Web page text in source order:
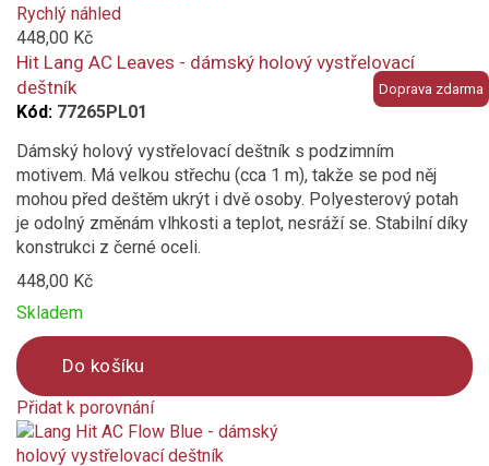
added
to
compare
Doprava zdarma
Rychlý náhled
448,00 Kč
Hit Lang AC Leaves - dámský holový vystřelovací
deštník
Kód: 77265PL01
Dámský holový vystřelovací deštník s podzimním
motivem. Má velkou střechu (cca 1 m), takže se pod něj
mohou před deštěm ukrýt i dvě osoby. Polyesterový potah
je odolný změnám vlhkosti a teplot, nesráží se. Stabilní díky
konstrukci z černé oceli.
448,00 Kč
Skladem
Do košíku
Přidat k porovnání
Product
is